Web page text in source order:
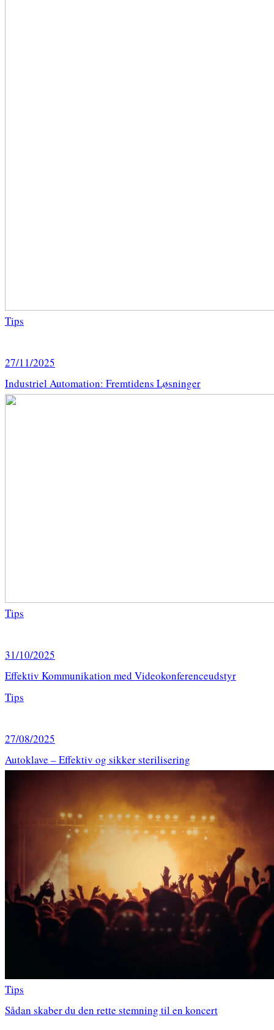
Tips
27/11/2025
Industriel Automation: Fremtidens Løsninger
Tips
31/10/2025
Effektiv Kommunikation med Videokonferenceudstyr
Tips
27/08/2025
Autoklave – Effektiv og sikker sterilisering
Tips
Sådan skaber du den rette stemning til en koncert